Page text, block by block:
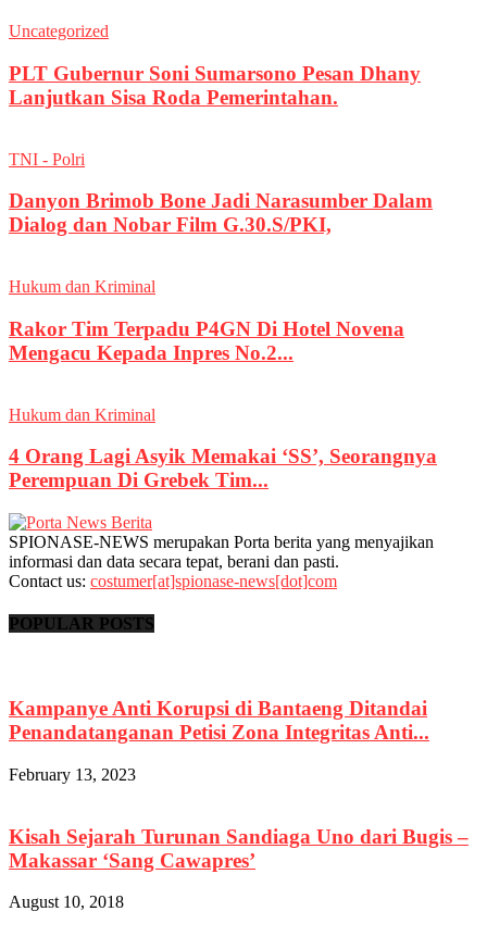
Uncategorized
PLT Gubernur Soni Sumarsono Pesan Dhany
Lanjutkan Sisa Roda Pemerintahan.
TNI - Polri
Danyon Brimob Bone Jadi Narasumber Dalam
Dialog dan Nobar Film G.30.S/PKI,
Hukum dan Kriminal
Rakor Tim Terpadu P4GN Di Hotel Novena
Mengacu Kepada Inpres No.2...
Hukum dan Kriminal
4 Orang Lagi Asyik Memakai ‘SS’, Seorangnya
Perempuan Di Grebek Tim...
SPIONASE-NEWS merupakan Porta berita yang menyajikan
informasi dan data secara tepat, berani dan pasti.
Contact us: costumer[at]spionase-news[dot]com
POPULAR POSTS
Kampanye Anti Korupsi di Bantaeng Ditandai
Penandatanganan Petisi Zona Integritas Anti...
February 13, 2023
Kisah Sejarah Turunan Sandiaga Uno dari Bugis –
Makassar ‘Sang Cawapres’
August 10, 2018